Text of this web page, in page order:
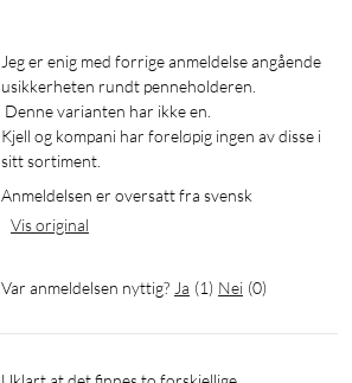
Jeg er enig med forrige anmeldelse angående
usikkerheten rundt penneholderen.
Kjell og kompani har foreløpig ingen av disse i
sitt sortiment.
Anmeldelsen er oversatt fra svensk
Vis original
Var anmeldelsen nyttig? Ja (1) Nei (0)